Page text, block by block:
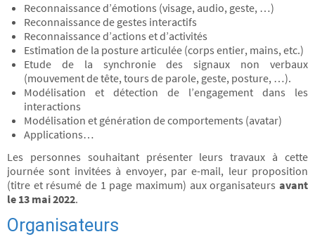
Reconnaissance d’émotions (visage, audio, geste, …)
Reconnaissance de gestes interactifs
Reconnaissance d’actions et d’activités
Estimation de la posture articulée (corps entier, mains, etc.)
Etude de la synchronie des signaux non verbaux
(mouvement de tête, tours de parole, geste, posture, …).
Modélisation et détection de l’engagement dans les
interactions
Modélisation et génération de comportements (avatar)
Applications…
Les personnes souhaitant présenter leurs travaux à cette
journée sont invitées à envoyer, par e-mail, leur proposition
(titre et résumé de 1 page maximum) aux organisateurs avant
le 13 mai 2022.
Organisateurs